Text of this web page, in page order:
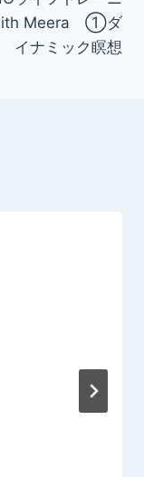
Meera ①ダ
イナミック瞑想